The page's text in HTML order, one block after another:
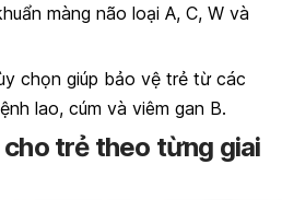
màng não loại A, C, W và
chọn giúp bảo vệ trẻ từ các
lao, cúm và viêm gan B.
trẻ theo từng giai